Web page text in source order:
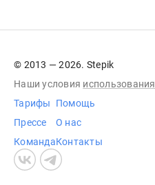
© 2013 — 2026. Stepik
Наши условия использования
Тарифы
Прессе
Команда
Помощь
О нас
Контакты